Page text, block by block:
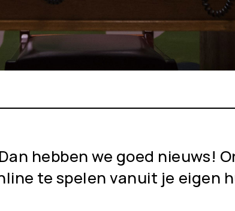
hebben we goed nieuws!
te spelen vanuit je eigen